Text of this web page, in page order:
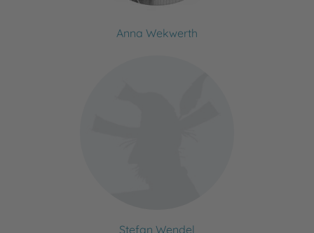
Anna Wekwerth
Stefan Wendel